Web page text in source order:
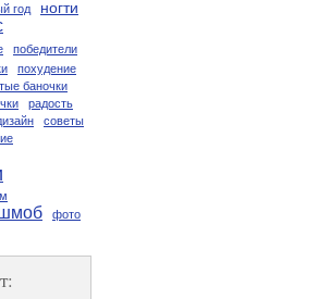
год ногти
победители
похудение
баночки
радость
советы
фото